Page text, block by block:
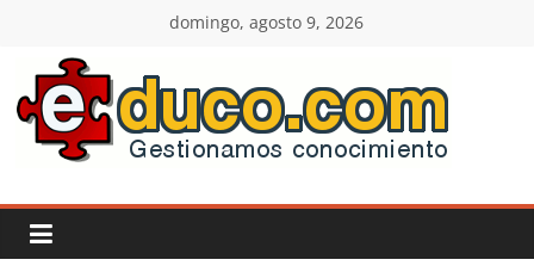
contenido
domingo, agosto 9, 2026
E-
duco: